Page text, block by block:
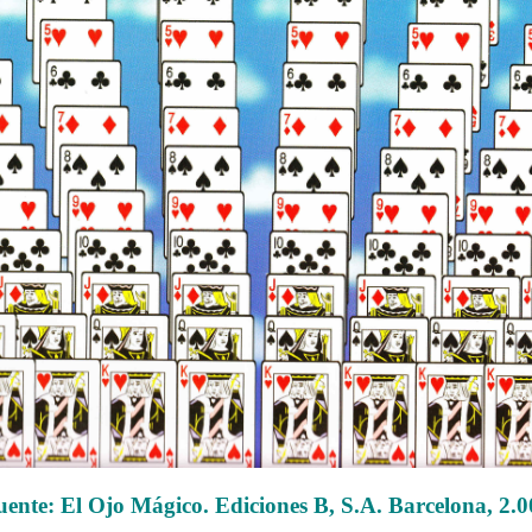
El Ojo Mágico. Ediciones B, S.A. Barcelona,